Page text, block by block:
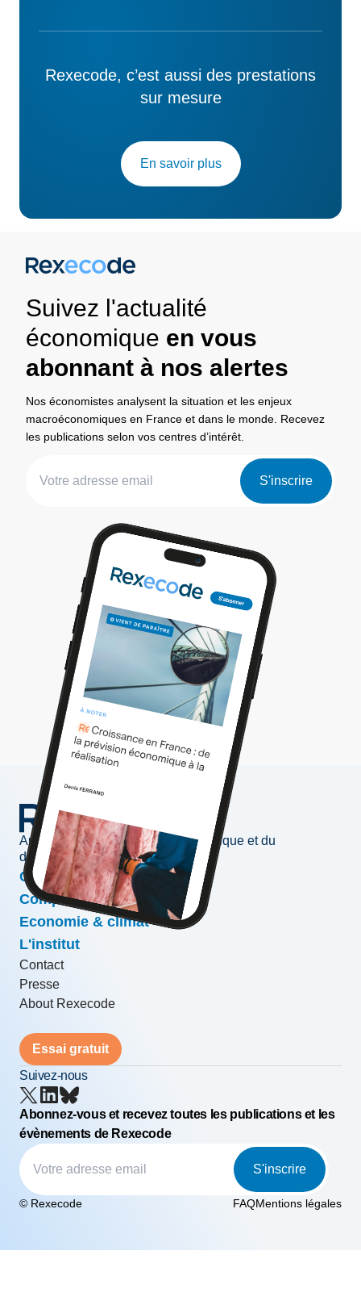
Rexecode, c’est aussi des prestations
sur mesure
En savoir plus
Suivez l'actualité
économique en vous
abonnant à nos alertes
Nos économistes analysent la situation et les enjeux
macroéconomiques en France et dans le monde. Recevez
les publications selon vos centres d’intérêt.
S'inscrire
Au service de l'information économique et du
développement des entreprises
Conjoncture & prévisions
Compétitivité & croissance
Economie & climat
L'institut
Contact
Presse
About Rexecode
Essai gratuit
Suivez-nous
Abonnez-vous et recevez toutes les publications et les
évènements de Rexecode
S'inscrire
© Rexecode FAQMentions légales